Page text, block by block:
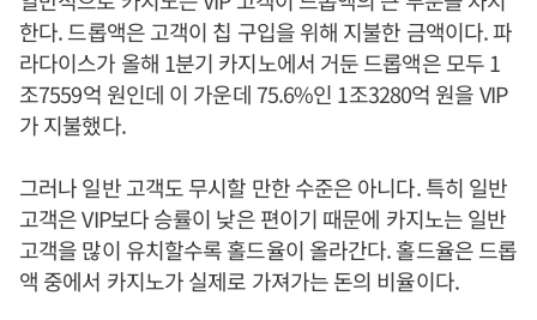
한다. 드롭액은 고객이 칩 구입을 위해 지불한 금액이다. 파
라다이스가 올해 1분기 카지노에서 거둔 드롭액은 모두 1
조7559억 원인데 이 가운데 75.6%인 1조3280억 원을 VIP
가 지불했다.
그러나 일반 고객도 무시할 만한 수준은 아니다. 특히 일반
고객은 VIP보다 승률이 낮은 편이기 때문에 카지노는 일반
고객을 많이 유치할수록 홀드율이 올라간다. 홀드율은 드롭
액 중에서 카지노가 실제로 가져가는 돈의 비율이다.